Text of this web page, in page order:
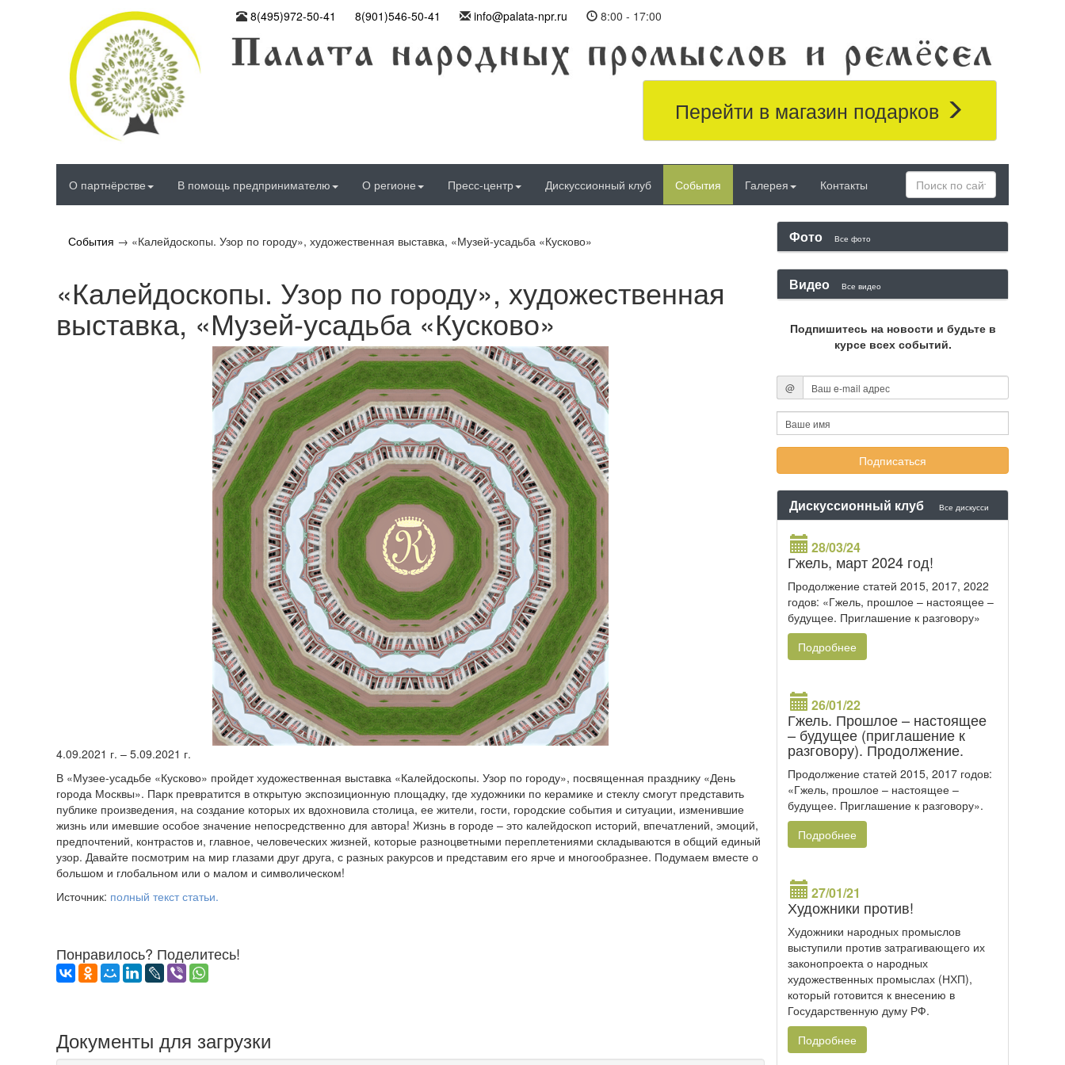
8(495)972-50-41 8(901)546-50-41 info@palata-npr.ru 8:00 - 17:00
Перейти в магазин подарков
О партнёрстве В помощь предпринимателю О регионе Пресс-центр Дискуссионный клуб События Галерея Контакты
События → «Калейдоскопы. Узор по городу», художественная выставка, «Музей-усадьба «Кусково»
«Калейдоскопы. Узор по городу», художественная
выставка, «Музей-усадьба «Кусково»
4.09.2021 г. – 5.09.2021 г.
В «Музее-усадьбе «Кусково» пройдет художественная выставка «Калейдоскопы. Узор по городу», посвященная празднику «День
города Москвы». Парк превратится в открытую экспозиционную площадку, где художники по керамике и стеклу смогут представить
публике произведения, на создание которых их вдохновила столица, ее жители, гости, городские события и ситуации, изменившие
жизнь или имевшие особое значение непосредственно для автора! Жизнь в городе – это калейдоскоп историй, впечатлений, эмоций,
предпочтений, контрастов и, главное, человеческих жизней, которые разноцветными переплетениями складываются в общий единый
узор. Давайте посмотрим на мир глазами друг друга, с разных ракурсов и представим его ярче и многообразнее. Подумаем вместе о
большом и глобальном или о малом и символическом!
Источник: полный текст статьи.
Понравилось? Поделитесь!
Документы для загрузки
Фото Все фото
Видео Все видео
Подпишитесь на новости и будьте в
курсе всех событий.
@
Дискуссионный клуб Все дискусси
28/03/24
Гжель, март 2024 год!
Продолжение статей 2015, 2017, 2022
годов: «Гжель, прошлое – настоящее –
будущее. Приглашение к разговору»
Подробнее
26/01/22
Гжель. Прошлое – настоящее
– будущее (приглашение к
разговору). Продолжение.
Продолжение статей 2015, 2017 годов:
«Гжель, прошлое – настоящее –
будущее. Приглашение к разговору».
Подробнее
27/01/21
Художники против!
Художники народных промыслов
выступили против затрагивающего их
законопроекта о народных
художественных промыслах (НХП),
который готовится к внесению в
Государственную думу РФ.
Подробнее